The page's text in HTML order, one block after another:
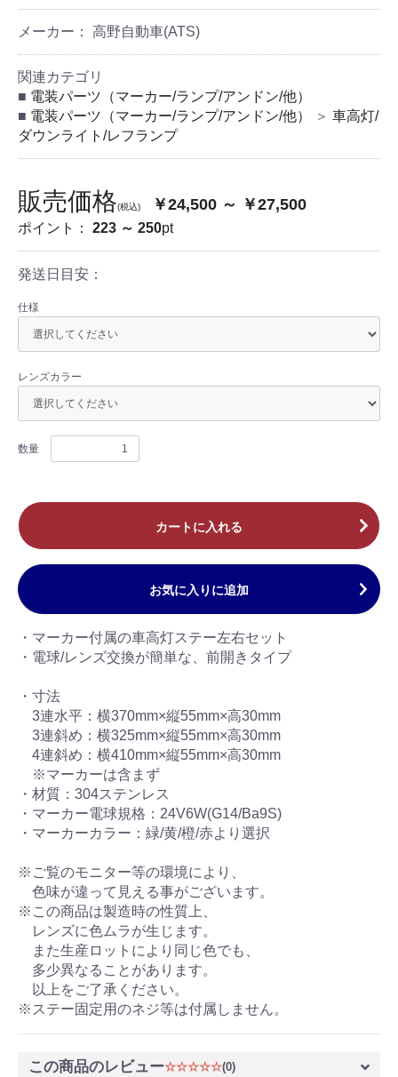
メーカー： 高野自動車(ATS)
関連カテゴリ
電装パーツ（マーカー/ランプ/アンドン/他）
電装パーツ（マーカー/ランプ/アンドン/他）
＞ 車高灯/
ダウンライト/レフランプ
販売価格(税込) ￥24,500 ～ ￥27,500
ポイント： 223 ～ 250pt
発送日目安：
仕様
レンズカラー
数量
カートに入れる
お気に入りに追加
・マーカー付属の車高灯ステー左右セット
・電球/レンズ交換が簡単な、前開きタイプ
・寸法
3連水平：横370mm×縦55mm×高30mm
3連斜め：横325mm×縦55mm×高30mm
4連斜め：横410mm×縦55mm×高30mm
※マーカーは含まず
・材質：304ステンレス
・マーカー電球規格：24V6W(G14/Ba9S)
・マーカーカラー：緑/黄/橙/赤より選択
※ご覧のモニター等の環境により、
色味が違って見える事がございます。
※この商品は製造時の性質上、
レンズに色ムラが生じます。
また生産ロットにより同じ色でも、
多少異なることがあります。
以上をご了承ください。
※ステー固定用のネジ等は付属しません。
この商品のレビュー☆☆☆☆☆(0)